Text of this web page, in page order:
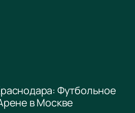
Футбольное
в Москве